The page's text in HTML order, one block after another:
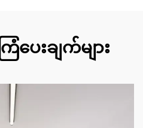
ေးချက်များ